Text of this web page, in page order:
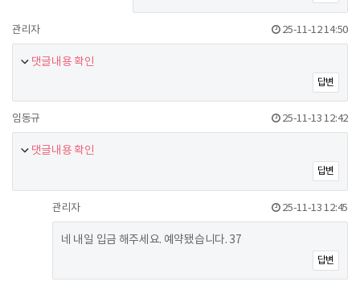
관리자 25-11-12 14:50
댓글내용 확인
답변
임동규 25-11-13 12:42
댓글내용 확인
답변
관리자 25-11-13 12:45
네 내일 입금 해주세요. 예약됐습니다. 37
답변